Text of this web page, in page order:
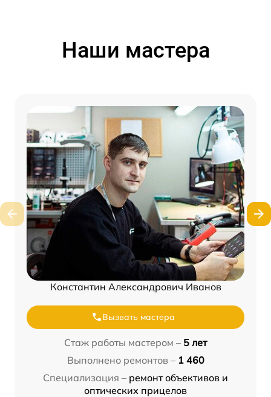
Наши мастера
Константин Александрович Иванов
Вызвать мастера
Стаж работы мастером – 5 лет
Выполнено ремонтов – 1 460
Специализация – ремонт объективов и
оптических прицелов